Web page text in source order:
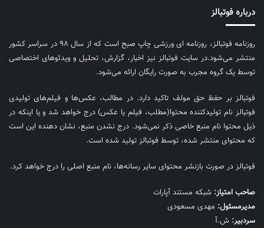
درباره فوتبالز
روزنامه فوتبالز، روزنامه ای ورزشی چاپ صبح است که از سال ۹۸ در سراسر کشور
منتشر می‌شود.در سایت فوتبالز نیز اخبار، گزارش، تحلیل و ویدئوهای اختصاصی
توسط یک گروه مجرب به صورت رایگان ارائه می‌شود.
فوتبالز بر حفظ حق مولف تاکید دارد. در مطالب، عکس‌ها و فیلم‌های تولیدی
فوتبالز نام تولیدکننده محتوا(مطلب، فیلم یا عکس) درج خواهد شد و یا اینکه در
ذیل محتوا نام منبع خاصی ذکر نمی‌‎شود. درج نشدن منبع، نشان دهنده این است
که محتوای منتشر شده، توسط فوتبالز تولید شده است.
فوتبالز در صورت بازنشر محتوای سایر رسانه‌ها، نام منبع اصلی را درج خواهد کرد.
صاحب امتیاز: شبکه مستند آپارات
مديرمسئول: مهدی مسعودی
سردبیر: ش.آ